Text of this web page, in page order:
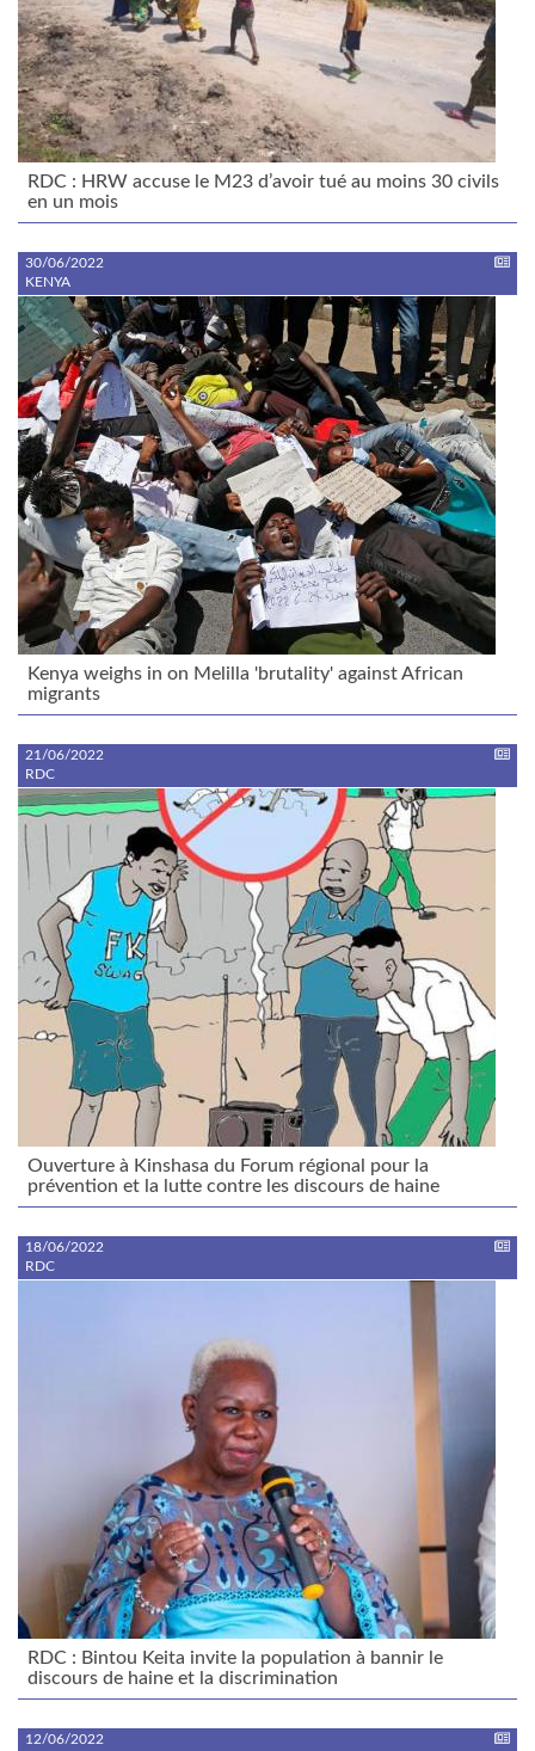
RDC : HRW accuse le M23 d’avoir tué au moins 30 civils
en un mois
30/06/2022
KENYA
Kenya weighs in on Melilla 'brutality' against African
migrants
21/06/2022
RDC
Ouverture à Kinshasa du Forum régional pour la
prévention et la lutte contre les discours de haine
18/06/2022
RDC
RDC : Bintou Keita invite la population à bannir le
discours de haine et la discrimination
12/06/2022